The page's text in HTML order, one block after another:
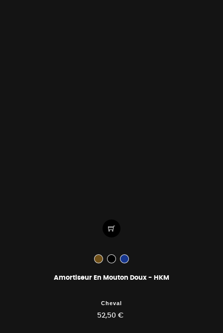
Amortiseur En Mouton Doux - HKM
Cheval
52,50 €